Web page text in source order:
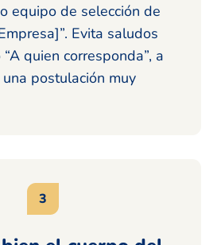
equipo de selección de
Evita saludos
quien corresponda”, a
postulación muy